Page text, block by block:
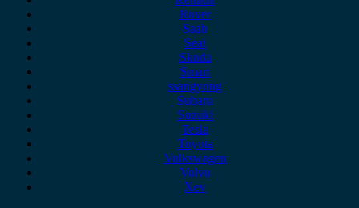
Rover
Saab
Seat
Skoda
Smart
ssangyong
Subaru
Suzuki
Tesla
Toyota
Volkswagen
Volvo
Xev